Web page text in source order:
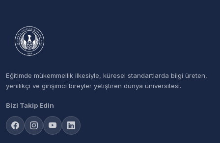
Eğitimde mükemmellik ilkesiyle, küresel standartlarda bilgi üreten,
yenilikçi ve girişimci bireyler yetiştiren dünya üniversitesi.
Bizi Takip Edin